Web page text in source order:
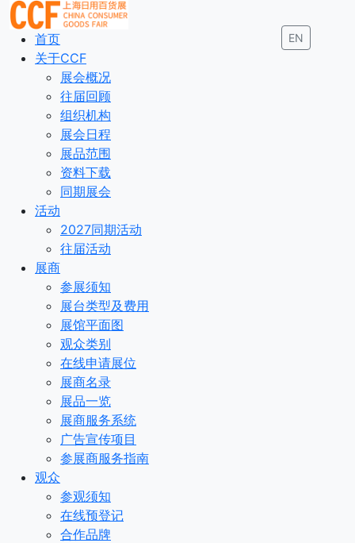
EN
首页
关于CCF
展会概况
往届回顾
组织机构
展会日程
展品范围
资料下载
同期展会
活动
2027同期活动
往届活动
展商
参展须知
展台类型及费用
展馆平面图
观众类别
在线申请展位
展商名录
展品一览
展商服务系统
广告宣传项目
参展商服务指南
观众
参观须知
在线预登记
合作品牌